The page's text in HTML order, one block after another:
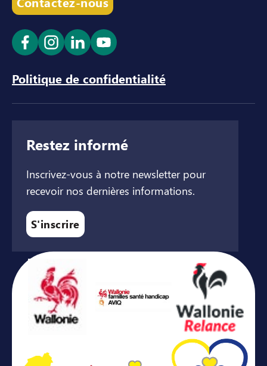
Ouvrir le lien dans un nouvel onglet
Ouvrir le lien dans un nouvel onglet
Ouvrir le lien dans un nouvel
Ouvrir le lien dans un
Politique de confidentialité
Restez informé
Inscrivez-vous à notre newsletter pour
recevoir nos dernières informations.
S'inscrire
Avec le soutien de ...